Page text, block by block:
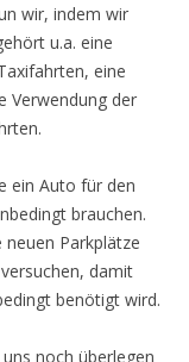
wir, indem wir
u.a. eine
eine
Verwendung der
ein Auto für den
brauchen.
Parkplätze
damit
benötigt wird.
noch überlegen